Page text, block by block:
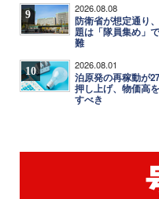
9 2026.08.08
防衛省が想定通り
題は「隊員集め」
難
10 2026.08.01
泊原発の再稼動が
押し上げ、物価高
すべき